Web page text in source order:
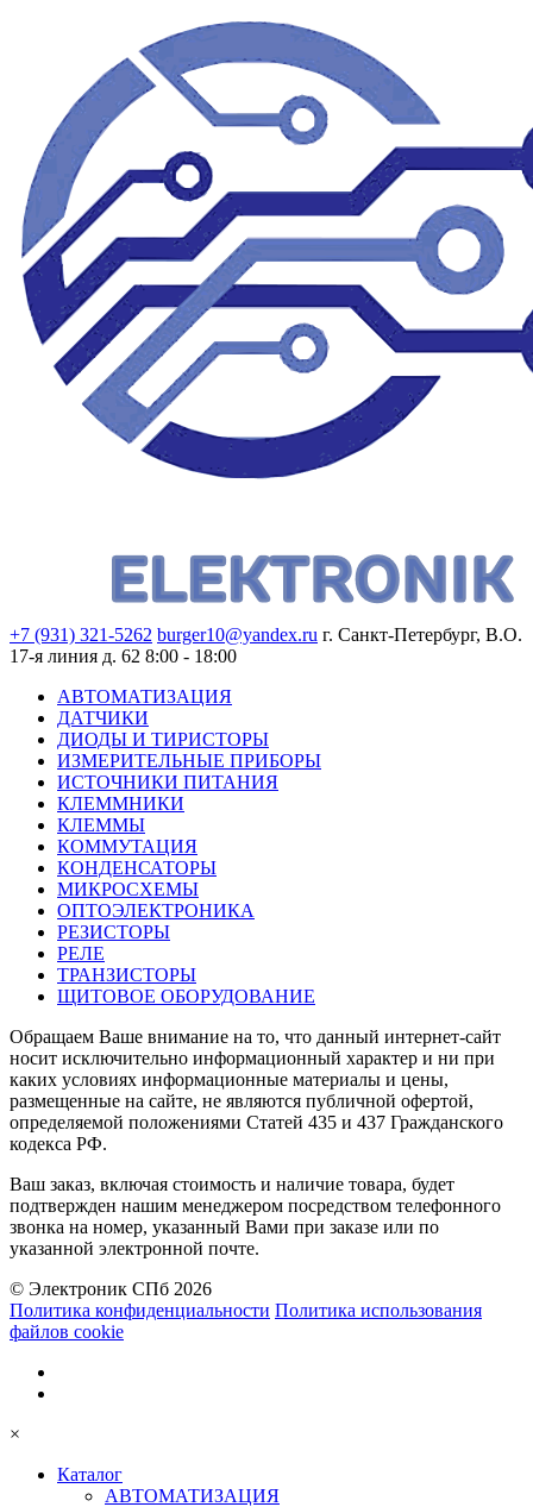
+7 (931) 321-5262 burger10@yandex.ru г. Санкт-Петербург, В.О.
17-я линия д. 62 8:00 - 18:00
АВТОМАТИЗАЦИЯ
ДАТЧИКИ
ДИОДЫ И ТИРИСТОРЫ
ИЗМЕРИТЕЛЬНЫЕ ПРИБОРЫ
ИСТОЧНИКИ ПИТАНИЯ
КЛЕММНИКИ
КЛЕММЫ
КОММУТАЦИЯ
КОНДЕНСАТОРЫ
МИКРОСХЕМЫ
ОПТОЭЛЕКТРОНИКА
РЕЗИСТОРЫ
РЕЛЕ
ТРАНЗИСТОРЫ
ЩИТОВОЕ ОБОРУДОВАНИЕ
Обращаем Ваше внимание на то, что данный интернет-сайт
носит исключительно информационный характер и ни при
каких условиях информационные материалы и цены,
размещенные на сайте, не являются публичной офертой,
определяемой положениями Статей 435 и 437 Гражданского
кодекса РФ.
Ваш заказ, включая стоимость и наличие товара, будет
подтвержден нашим менеджером посредством телефонного
звонка на номер, указанный Вами при заказе или по
указанной электронной почте.
© Электроник СПб 2026
Политика конфиденциальности Политика использования
файлов cookie
×
Каталог
АВТОМАТИЗАЦИЯ